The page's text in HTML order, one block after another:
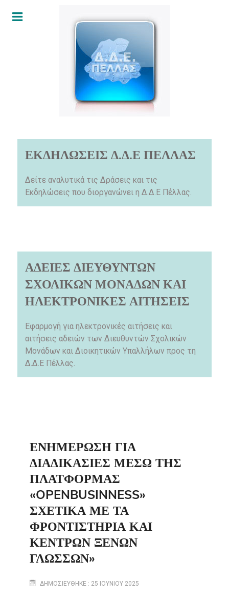
ΕΚΔΗΛΩΣΕΙΣ Δ.Δ.Ε ΠΕΛΛΑΣ
Δείτε αναλυτικά τις Δράσεις και τις
Εκδηλώσεις που διοργανώνει η Δ.Δ.Ε Πέλλας.
ΑΔΕΙΕΣ ΔΙΕΥΘΥΝΤΩΝ
ΣΧΟΛΙΚΩΝ ΜΟΝΑΔΩΝ ΚΑΙ
ΗΛΕΚΤΡΟΝΙΚΕΣ ΑΙΤΗΣΕΙΣ
Εφαρμογή για ηλεκτρονικές αιτήσεις και
αιτήσεις αδειών των Διευθυντών Σχολικών
Μονάδων και Διοικητικών Υπαλλήλων προς τη
Δ.Δ.Ε Πέλλας.
ΕΝΗΜΈΡΩΣΗ ΓΙΑ
ΔΙΑΔΙΚΑΣΊΕΣ ΜΈΣΩ ΤΗΣ
ΠΛΑΤΦΌΡΜΑΣ
«OPENBUSINNESS»
ΣΧΕΤΙΚΆ ΜΕ ΤΑ
ΦΡΟΝΤΙΣΤΉΡΙΑ ΚΑΙ
ΚΈΝΤΡΩΝ ΞΈΝΩΝ
ΓΛΩΣΣΏΝ»
ΔΗΜΟΣΙΕΎΘΗΚΕ : 25 ΙΟΥΝΊΟΥ 2025